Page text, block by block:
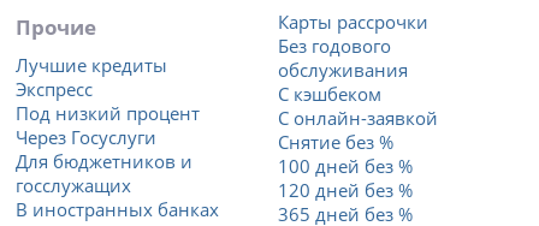
Прочие
Лучшие кредиты
Экспресс
Под низкий процент
Через Госуслуги
Для бюджетников и
госслужащих
В иностранных банках
Карты рассрочки
Без годового
обслуживания
С кэшбеком
С онлайн-заявкой
Снятие без %
100 дней без %
120 дней без %
365 дней без %